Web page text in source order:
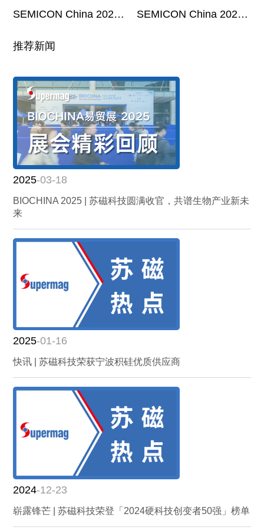
SEMICON China 2024丨苏磁科技半导体新年首展圆满落幕 SEMICON China 2025丨苏磁科技与您相约全球最大半导体展
推荐新闻
2025-03-18
BIOCHINA 2025 | 苏磁科技圆满收官，共谱生物产业新未
来
2025-01-16
快讯 | 苏磁科技荣获宁波积硅优质供应商
2024-12-23
崭露锋芒 | 苏磁科技荣登「2024硬科技创变者50强」榜单